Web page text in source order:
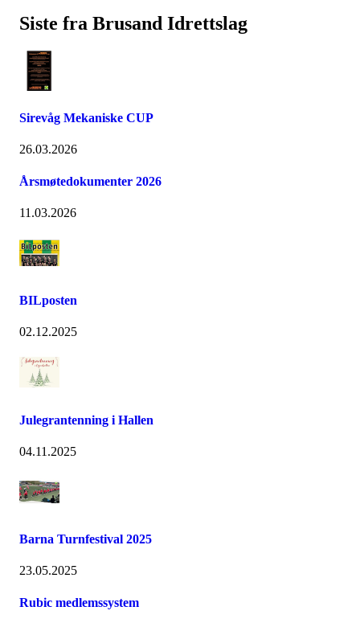
Siste fra Brusand Idrettslag
Sirevåg Mekaniske CUP
26.03.2026
Årsmøtedokumenter 2026
11.03.2026
BILposten
02.12.2025
Julegrantenning i Hallen
04.11.2025
Barna Turnfestival 2025
23.05.2025
Rubic medlemssystem